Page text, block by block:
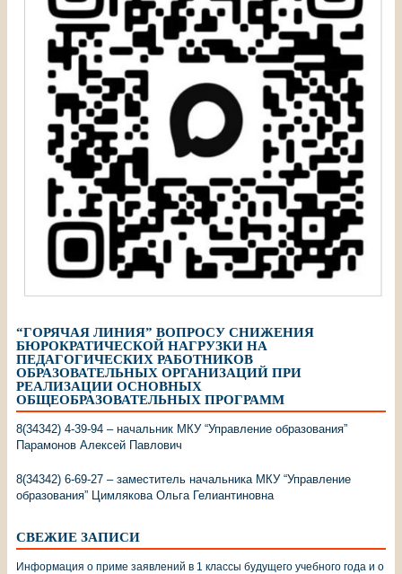
“ГОРЯЧАЯ ЛИНИЯ” ВОПРОСУ СНИЖЕНИЯ
БЮРОКРАТИЧЕСКОЙ НАГРУЗКИ НА
ПЕДАГОГИЧЕСКИХ РАБОТНИКОВ
ОБРАЗОВАТЕЛЬНЫХ ОРГАНИЗАЦИЙ ПРИ
РЕАЛИЗАЦИИ ОСНОВНЫХ
ОБЩЕОБРАЗОВАТЕЛЬНЫХ ПРОГРАММ
8(34342) 4-39-94 – начальник МКУ “Управление образования”
Парамонов Алексей Павлович
8(34342) 6-69-27 – заместитель начальника МКУ “Управление
образования” Цимлякова Ольга Гелиантиновна
СВЕЖИЕ ЗАПИСИ
Информация о приме заявлений в 1 классы будущего учебного года и о